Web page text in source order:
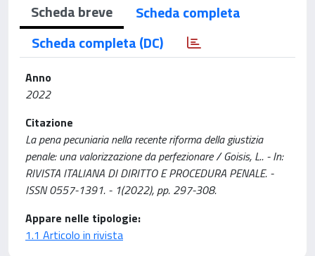
Scheda breve
Scheda completa
Scheda completa (DC)
Anno
2022
Citazione
La pena pecuniaria nella recente riforma della giustizia
penale: una valorizzazione da perfezionare / Goisis, L.. - In:
RIVISTA ITALIANA DI DIRITTO E PROCEDURA PENALE. -
ISSN 0557-1391. - 1(2022), pp. 297-308.
Appare nelle tipologie:
1.1 Articolo in rivista